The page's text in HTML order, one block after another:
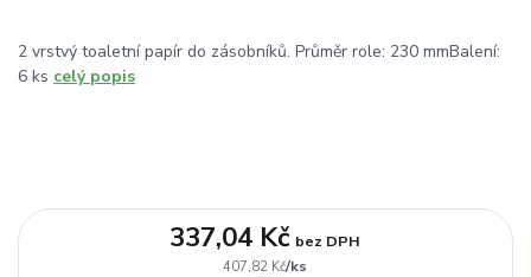
2 vrstvý toaletní papír do zásobníků. Průměr role: 230 mmBalení:
6 ks celý popis
407,82 Kč/ks
337,04 Kč bez DPH